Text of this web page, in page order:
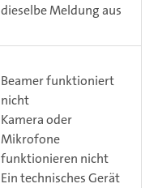
dieselbe Meldung aus
Beamer funktioniert
nicht
Kamera oder
Mikrofone
funktionieren nicht
Ein technisches Gerät